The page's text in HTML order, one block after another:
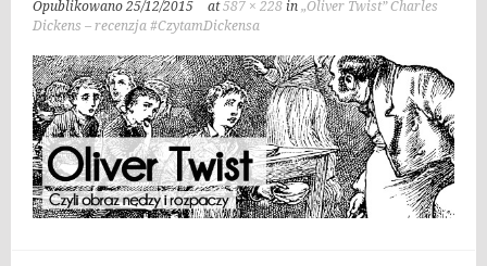
Opublikowano25/12/2015 at587 × 228 in„Oliver Twist” Charles
Dickens – recenzja #CzytamDickensa